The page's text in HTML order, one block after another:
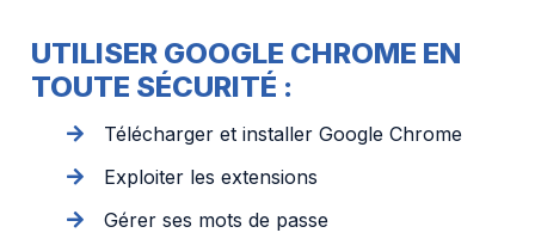
UTILISER GOOGLE CHROME EN
TOUTE SÉCURITÉ :
Télécharger et installer Google Chrome
Exploiter les extensions
Gérer ses mots de passe